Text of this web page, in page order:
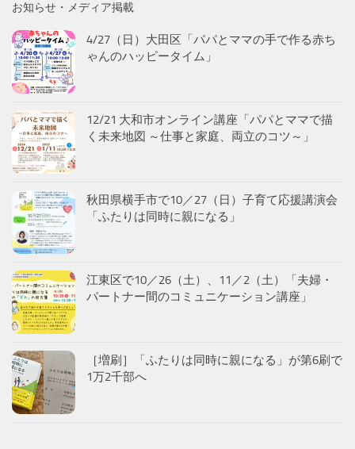
お知らせ・メディア掲載
4/27（日）大田区「パパとママの手で作る赤ち
ゃんのハッピータイム」
12/21 大和市オンライン講座「パパとママで描
く未来地図 ～仕事と家庭、両立のコツ～」
秋田県横手市で10／27（日）子育て応援講演会
「ふたりは同時に親になる」
江東区で10／26（土）、11／2（土）「夫婦・
パートナー間のコミュニケーション講座」
［増刷］「ふたりは同時に親になる」が第6刷で
1万2千部へ